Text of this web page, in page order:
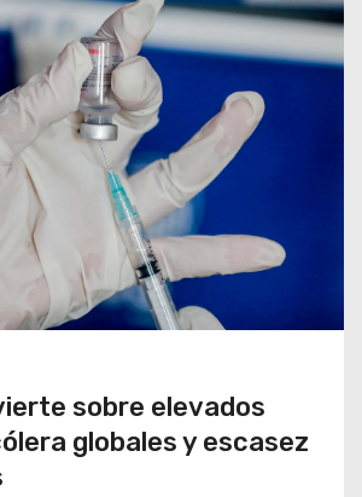
sobre elevados
globales y escasez